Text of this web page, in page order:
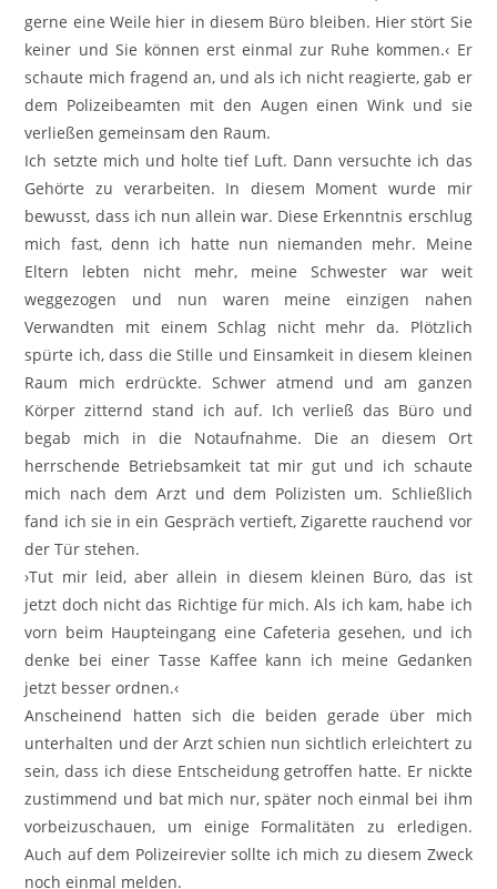
gerne eine Weile hier in diesem Büro bleiben. Hier stört Sie
keiner und Sie können erst einmal zur Ruhe kommen.‹ Er
schaute mich fragend an, und als ich nicht reagierte, gab er
dem Polizeibeamten mit den Augen einen Wink und sie
verließen gemeinsam den Raum.
Ich setzte mich und holte tief Luft. Dann versuchte ich das
Gehörte zu verarbeiten. In diesem Moment wurde mir
bewusst, dass ich nun allein war. Diese Erkenntnis erschlug
mich fast, denn ich hatte nun niemanden mehr. Meine
Eltern lebten nicht mehr, meine Schwester war weit
weggezogen und nun waren meine einzigen nahen
Verwandten mit einem Schlag nicht mehr da. Plötzlich
spürte ich, dass die Stille und Einsamkeit in diesem kleinen
Raum mich erdrückte. Schwer atmend und am ganzen
Körper zitternd stand ich auf. Ich verließ das Büro und
begab mich in die Notaufnahme. Die an diesem Ort
herrschende Betriebsamkeit tat mir gut und ich schaute
mich nach dem Arzt und dem Polizisten um. Schließlich
fand ich sie in ein Gespräch vertieft, Zigarette rauchend vor
der Tür stehen.
›Tut mir leid, aber allein in diesem kleinen Büro, das ist
jetzt doch nicht das Richtige für mich. Als ich kam, habe ich
vorn beim Haupteingang eine Cafeteria gesehen, und ich
denke bei einer Tasse Kaffee kann ich meine Gedanken
jetzt besser ordnen.‹
Anscheinend hatten sich die beiden gerade über mich
unterhalten und der Arzt schien nun sichtlich erleichtert zu
sein, dass ich diese Entscheidung getroffen hatte. Er nickte
zustimmend und bat mich nur, später noch einmal bei ihm
vorbeizuschauen, um einige Formalitäten zu erledigen.
Auch auf dem Polizeirevier sollte ich mich zu diesem Zweck
noch einmal melden.